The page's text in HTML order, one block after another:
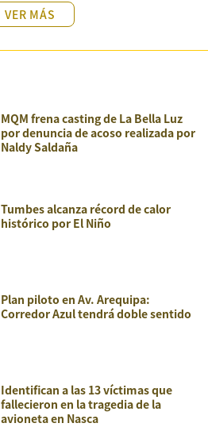
VER MÁS
MQM frena casting de La Bella Luz
por denuncia de acoso realizada por
Naldy Saldaña
Tumbes alcanza récord de calor
histórico por El Niño
Plan piloto en Av. Arequipa:
Corredor Azul tendrá doble sentido
Identifican a las 13 víctimas que
fallecieron en la tragedia de la
avioneta en Nasca